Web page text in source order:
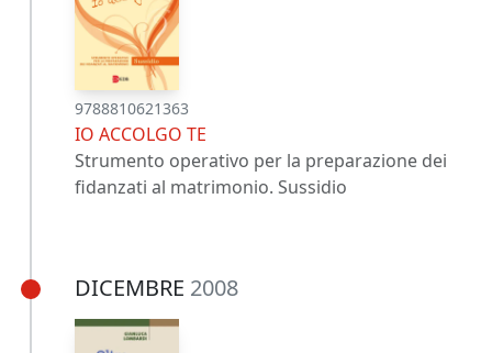
9788810621363
IO ACCOLGO TE
Strumento operativo per la preparazione dei
fidanzati al matrimonio. Sussidio
DICEMBRE 2008